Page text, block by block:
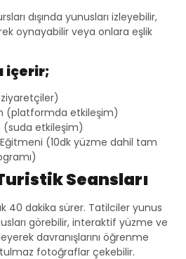
dışında yunusları izleyebilir,
oynayabilir veya onlara eşlik
içerir;
(platformda etkileşim)
(suda etkileşim)
(10dk yüzme dahil tam
Seansları
40 dakika sürer. Tatilciler yunus
görebilir, interaktif yüzme ve
davranışlarını öğrenme
fotoğraflar çekebilir.